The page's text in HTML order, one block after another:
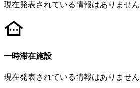
現在発表されている情報はありません
一時滞在施設
現在発表されている情報はありません